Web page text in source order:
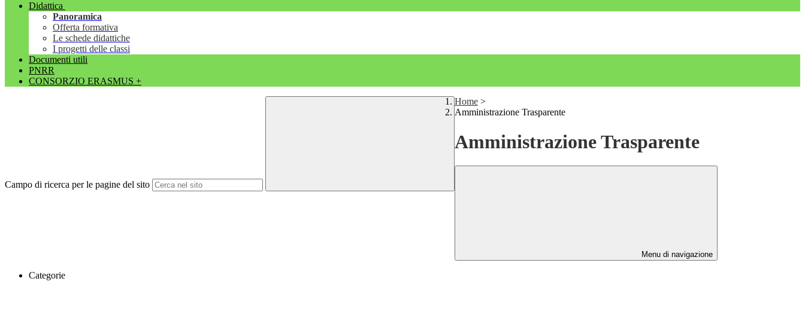
Didattica
Panoramica
Offerta formativa
Le schede didattiche
I progetti delle classi
Documenti utili
PNRR
CONSORZIO ERASMUS +
Campo di ricerca per le pagine del sito
Home >
Amministrazione Trasparente
Amministrazione Trasparente
Menu di navigazione
Categorie